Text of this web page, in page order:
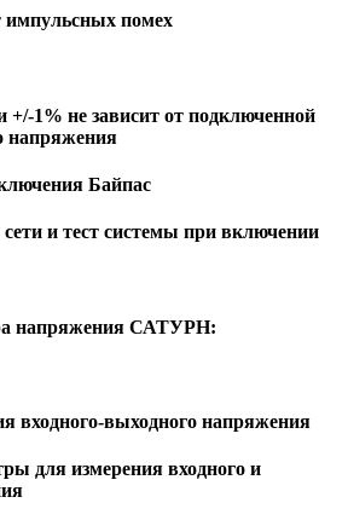
импульсных помех
+/-1% не зависит от подключенной
напряжения
Байпас
и тест системы при включении
напряжения САТУРН:
входного-выходного напряжения
для измерения входного и